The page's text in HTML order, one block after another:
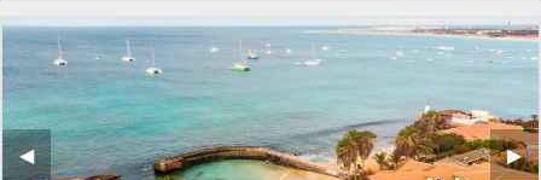
▶︎
◀︎